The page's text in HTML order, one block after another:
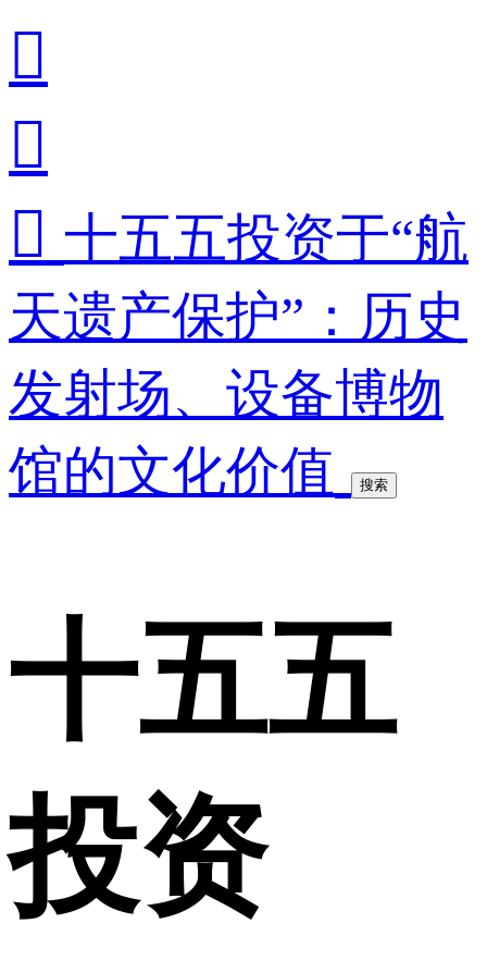


 十五五投资于“航
天遗产保护”：历史
发射场、设备博物
馆的文化价值
搜索
十五五
投资